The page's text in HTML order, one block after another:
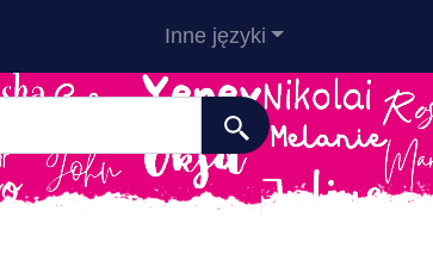
Inne języki